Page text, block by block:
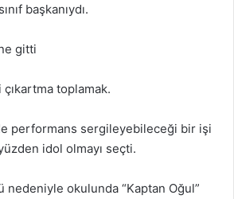
başkanıydı.
gitti
toplamak.
performans sergileyebileceği bir işi
idol olmayı seçti.
nedeniyle okulunda “Kaptan Oğul”